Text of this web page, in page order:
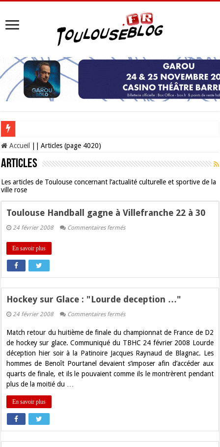
Les Nocturnes de la Cité de l’espace 2026 : l’événement incontournable de
Accueil Articles (page 4020)
Articles
Les articles de Toulouse concernant l’actualité culturelle et sportive de la
ville rose
Toulouse Handball gagne à Villefranche 22 à 30
24 février 2008 Commentaires ferméssur
En savoir plus
Hockey sur Glace : "Lourde deception …"
24 février 2008 Commentaires ferméssur
Glace
:
deception
…"
Match retour du huitième de finale du championnat de France de D2
de hockey sur glace. Communiqué du TBHC 24 février 2008 Lourde
déception hier soir à la Patinoire Jacques Raynaud de Blagnac. Les
hommes de Benoît Pourtanel devaient s’imposer afin d’accéder aux
quarts de finale, et ils le pouvaient comme ils le montrèrent pendant
plus de la moitié du …
En savoir plus